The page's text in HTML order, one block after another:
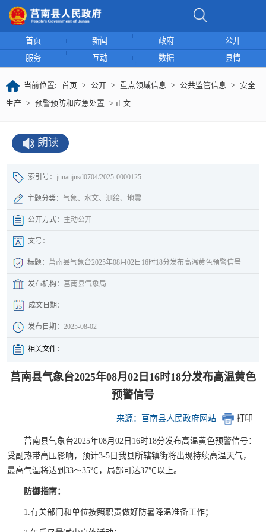
首页 新闻 政府
公开
服务
互动 数据 县情
当前位置: 首页 > 公开 > 重点领域信息 > 公共监管信息 > 安全
生产 > 预警预防和应急处置 > 正文
朗读
索引号： junanjnsd0704/2025-0000125
主题分类： 气象、水文、测绘、地震
公开方式： 主动公开
文号：
标题： 莒南县气象台2025年08月02日16时18分发布高温黄色预警信号
发布机构： 莒南县气象局
成文日期：
发布日期： 2025-08-02
相关文件：
莒南县气象台2025年08月02日16时18分发布高温黄色
预警信号
来源：莒南县人民政府网站 打印
莒南县气象台2025年08月02日16时18分发布高温黄色预警信号：
受副热带高压影响，预计3-5日我县所辖镇街将出现持续高温天气，
最高气温将达到33～35℃，局部可达37℃以上。
防御指南：
1.有关部门和单位按照职责做好防暑降温准备工作；